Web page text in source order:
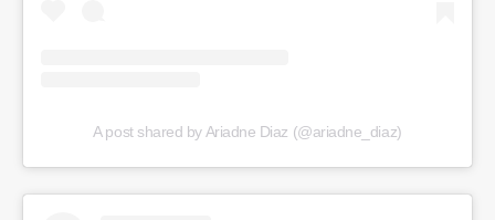
A post shared by Ariadne Diaz (@ariadne_diaz)